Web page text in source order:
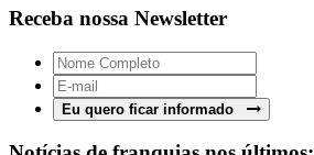
Receba nossa Newsletter
Eu quero ficar informado